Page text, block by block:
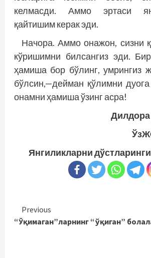
келмасди. Аммо эртаси
қайтишим керак эди.
Начора. Аммо онажон, сизни
кўришимни билсангиз эди.
ҳамиша бор бўлинг, умрингиз
бўлсин,—дейман қўлимни
онамни ҳамиша ўзинг асра!
Янгиликларни
Continue
Reading
Previous
“Ўқимаган”ларнинг “ўқиган”